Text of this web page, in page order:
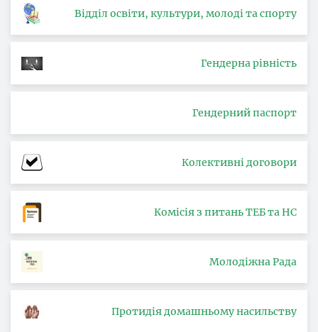
Відділ освіти, культури, молоді та спорту
Гендерна рівність
Гендерний паспорт
Колективні договори
Комісія з питань ТЕБ та НС
Молодіжна Рада
Протидія домашньому насильству